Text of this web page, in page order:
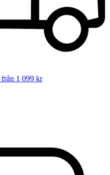
från 1 099 kr